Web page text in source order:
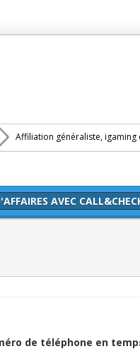
Affiliation généraliste, igaming
AVEC
de téléphone en